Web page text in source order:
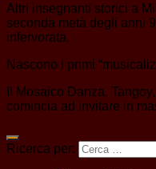
Altri insegnanti storici a
seconda metà degli anni
infervorata.
Nascono i primi
Il Mosaico Danza,
comincia ad invitare in
Ricerca per: